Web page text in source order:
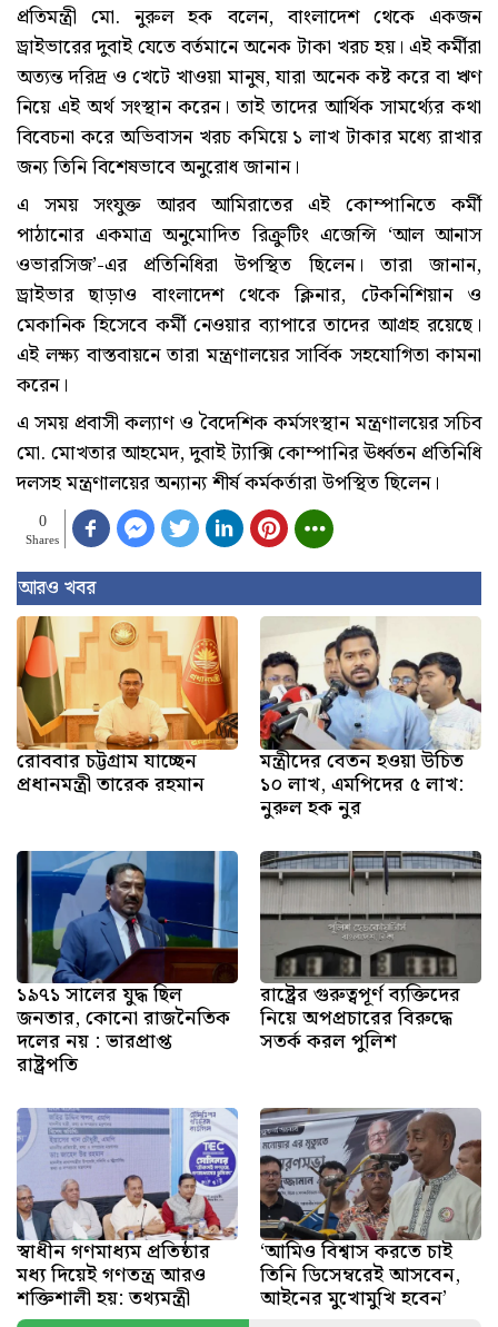
প্রতিমন্ত্রী মো. নুরুল হক বলেন, বাংলাদেশ থেকে একজন
ড্রাইভারের দুবাই যেতে বর্তমানে অনেক টাকা খরচ হয়। এই কর্মীরা
অত্যন্ত দরিদ্র ও খেটে খাওয়া মানুষ, যারা অনেক কষ্ট করে বা ঋণ
নিয়ে এই অর্থ সংস্থান করেন। তাই তাদের আর্থিক সামর্থ্যের কথা
বিবেচনা করে অভিবাসন খরচ কমিয়ে ১ লাখ টাকার মধ্যে রাখার
জন্য তিনি বিশেষভাবে অনুরোধ জানান।
এ সময় সংযুক্ত আরব আমিরাতের এই কোম্পানিতে কর্মী
পাঠানোর একমাত্র অনুমোদিত রিক্রুটিং এজেন্সি ‘আল আনাস
ওভারসিজ’-এর প্রতিনিধিরা উপস্থিত ছিলেন। তারা জানান,
ড্রাইভার ছাড়াও বাংলাদেশ থেকে ক্লিনার, টেকনিশিয়ান ও
মেকানিক হিসেবে কর্মী নেওয়ার ব্যাপারে তাদের আগ্রহ রয়েছে।
এই লক্ষ্য বাস্তবায়নে তারা মন্ত্রণালয়ের সার্বিক সহযোগিতা কামনা
করেন।
এ সময় প্রবাসী কল্যাণ ও বৈদেশিক কর্মসংস্থান মন্ত্রণালয়ের সচিব
মো. মোখতার আহমেদ, দুবাই ট্যাক্সি কোম্পানির ঊর্ধ্বতন প্রতিনিধি
দলসহ মন্ত্রণালয়ের অন্যান্য শীর্ষ কর্মকর্তারা উপস্থিত ছিলেন।
0
Shares
আরও খবর
রোববার চট্টগ্রাম যাচ্ছেন
প্রধানমন্ত্রী তারেক রহমান
মন্ত্রীদের বেতন হওয়া উচিত
১০ লাখ, এমপিদের ৫ লাখ:
নুরুল হক নুর
১৯৭১ সালের যুদ্ধ ছিল
জনতার, কোনো রাজনৈতিক
দলের নয় : ভারপ্রাপ্ত
রাষ্ট্রপতি
রাষ্ট্রের গুরুত্বপূর্ণ ব্যক্তিদের
নিয়ে অপপ্রচারের বিরুদ্ধে
সতর্ক করল পুলিশ
স্বাধীন গণমাধ্যম প্রতিষ্ঠার
মধ্য দিয়েই গণতন্ত্র আরও
শক্তিশালী হয়: তথ্যমন্ত্রী
‘আমিও বিশ্বাস করতে চাই
তিনি ডিসেম্বরেই আসবেন,
আইনের মুখোমুখি হবেন’